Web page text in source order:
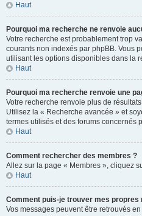
Haut
Pourquoi ma recherche ne renvoie
Votre recherche est probablement trop
courants non indexés par phpBB. Vous
utilisant les options disponibles dans la
Haut
Pourquoi ma recherche renvoie une
Votre recherche renvoie plus de
Utilisez la « Recherche avancée » et
termes utilisés et des forums concernés
Haut
Comment rechercher des membres ?
Allez sur la page « Membres », cliquez
Haut
Comment puis-je trouver mes propres
Vos messages peuvent être retrouvés